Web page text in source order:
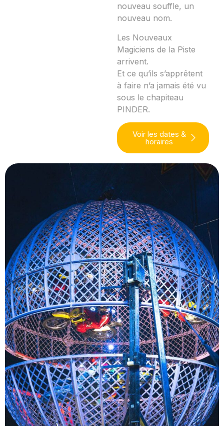
nouveau souffle, un
nouveau nom.
Les Nouveaux
Magiciens de la Piste
arrivent.
Et ce qu’ils s’apprêtent
à faire n’a jamais été vu
sous le chapiteau
PINDER.
Voir les dates &
horaires